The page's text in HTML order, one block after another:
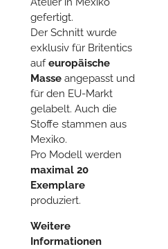
gefertigt.
Der Schnitt wurde
exklusiv für Britentics
aufeuropäische
Masse angepasst und
für den EU-Markt
gelabelt. Auch die
Stoffe stammen aus
Mexiko.
Pro Modell werden
maximal 20
Exemplare
produziert.
Weitere
Informationen